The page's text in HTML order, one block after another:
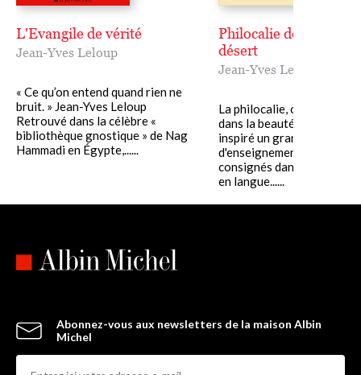
L'Evangile de vérité
Jean-Yves Leloup
« Ce qu’on entend quand rien ne
bruit. » Jean-Yves Leloup
Retrouvé dans la célèbre «
bibliothèque gnostique » de Nag
Hammadi en Égypte,......
Philocalie des pères
désert
Jean-Yves Leloup
La philocalie, ou art de
dans la beauté et le bien, a
inspiré un grand nombre
d'enseignements spirituels,
consignés dans une
en langue......
Abonnez-vous aux newsletters de la maison Albin
Michel